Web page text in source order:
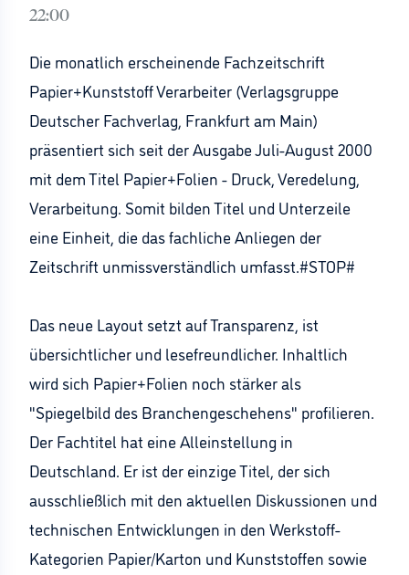
22:00
Die monatlich erscheinende Fachzeitschrift
Papier+Kunststoff Verarbeiter (Verlagsgruppe
Deutscher Fachverlag, Frankfurt am Main)
präsentiert sich seit der Ausgabe Juli-August 2000
mit dem Titel Papier+Folien - Druck, Veredelung,
Verarbeitung. Somit bilden Titel und Unterzeile
eine Einheit, die das fachliche Anliegen der
Zeitschrift unmissverständlich umfasst.#STOP#
Das neue Layout setzt auf Transparenz, ist
übersichtlicher und lesefreundlicher. Inhaltlich
wird sich Papier+Folien noch stärker als
"Spiegelbild des Branchengeschehens" profilieren.
Der Fachtitel hat eine Alleinstellung in
Deutschland. Er ist der einzige Titel, der sich
ausschließlich mit den aktuellen Diskussionen und
technischen Entwicklungen in den Werkstoff-
Kategorien Papier/Karton und Kunststoffen sowie